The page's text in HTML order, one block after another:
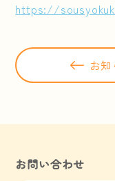
https://
お
お問い合わせ